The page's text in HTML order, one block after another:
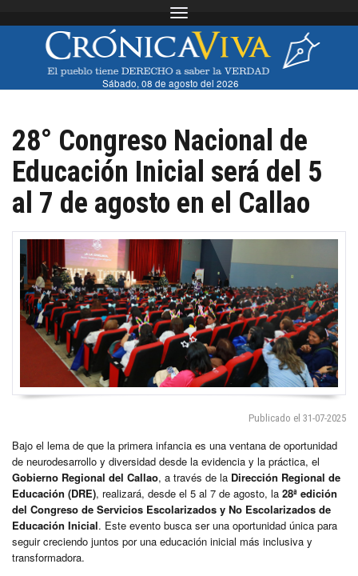
Toggle navigation
Sábado, 08 de agosto del 2026
28° Congreso Nacional de
Educación Inicial será del 5
al 7 de agosto en el Callao
Publicado el 31-07-2025
Bajo el lema de que la primera infancia es una ventana de oportunidad
de neurodesarrollo y diversidad desde la evidencia y la práctica, el
Gobierno Regional del Callao, a través de la Dirección Regional de
Educación (DRE), realizará, desde el 5 al 7 de agosto, la 28ª edición
del Congreso de Servicios Escolarizados y No Escolarizados de
Educación Inicial. Este evento busca ser una oportunidad única para
seguir creciendo juntos por una educación inicial más inclusiva y
transformadora.